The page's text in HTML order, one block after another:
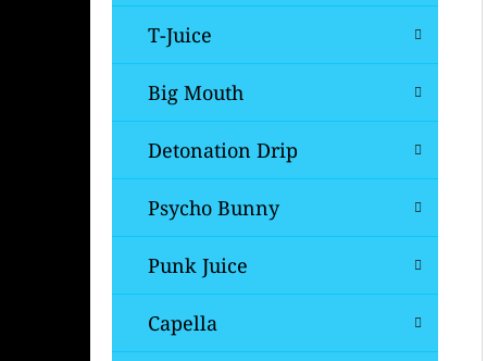
T-Juice
Big Mouth
Detonation Drip
Psycho Bunny
Punk Juice
Capella